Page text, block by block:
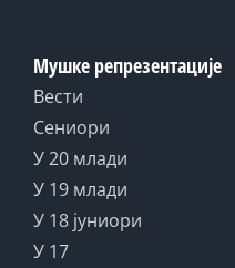
Мушке репрезентације
Вести
Сениори
У 20 млади
У 19 млади
У 18 јуниори
У 17